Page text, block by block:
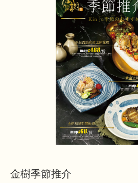
金樹季節推介